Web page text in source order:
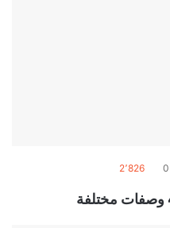
0 2٬826